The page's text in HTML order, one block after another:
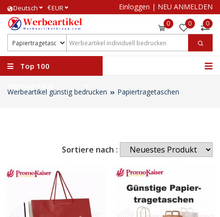
Deutsch €EUR Einloggen | NEU ANMELDEN
0 0 0
Top 100
Werbeartikel günstig bedrucken Papiertragetaschen
Sortiere nach :